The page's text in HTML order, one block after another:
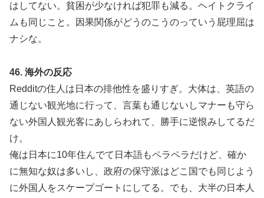
はしてない。貧困が少なければ犯罪も減る。ヘイトクライ
ムも同じこと。因果関係がどうのこうのっていう屁理屈は
ナシな。
46. 海外の反応
Redditの住人は日本の排他性を盛りすぎ。大体は、英語の
通じない観光地に行って、言葉も通じないしマナーも守ら
ない外国人観光客にあしらわれて、勝手に逆恨みしてるだ
け。
俺は日本に10年住んでて日本語もペラペラだけど、確か
に無知な奴は多いし、政府の保守派はどこ国でも同じよう
に外国人をスケープゴートにしてる。でも、大半の日本人